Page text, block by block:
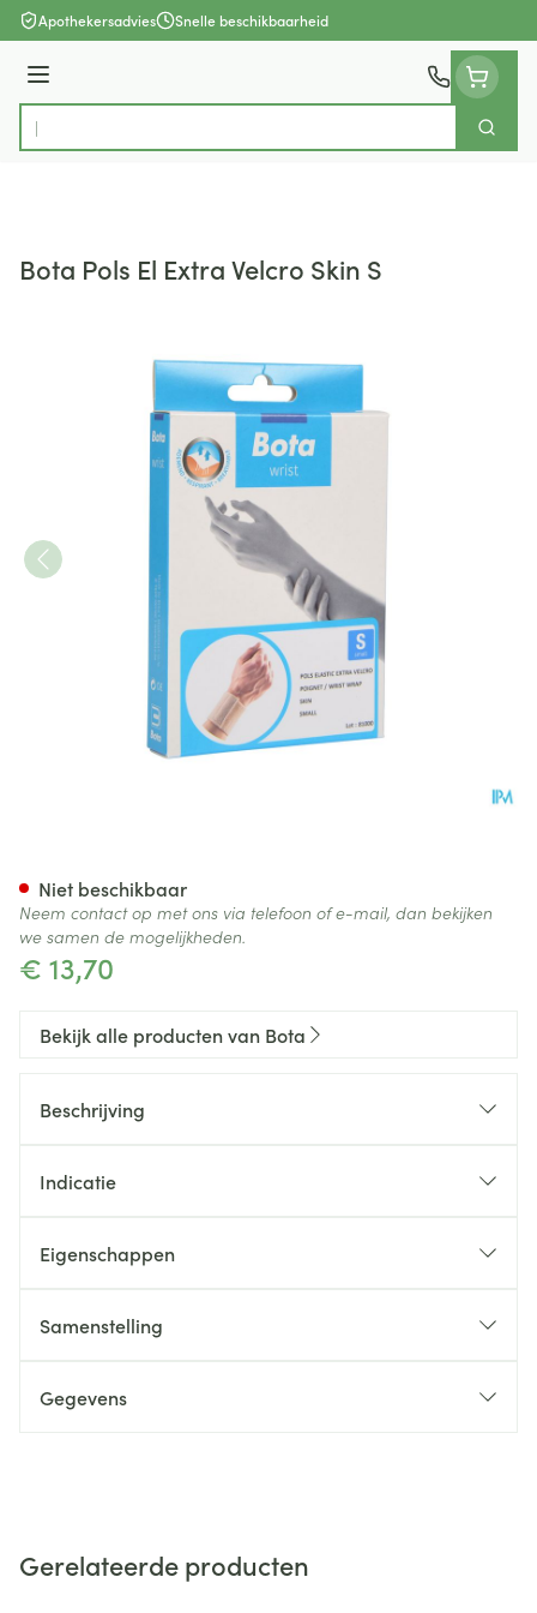
Ga naar de inhoud
Apothekersadvies Snelle beschikbaarheid
Menu
Product, merk, categorie...
Zoek
Bota Pols El Extra Velcro Skin S
€ 13,70
Niet beschikbaar
Neem contact op met ons via telefoon of e-mail, dan bekijken
we samen de mogelijkheden.
Bekijk alle producten van Bota
Beschrijving
Indicatie
Eigenschappen
Samenstelling
Gegevens
Gerelateerde producten